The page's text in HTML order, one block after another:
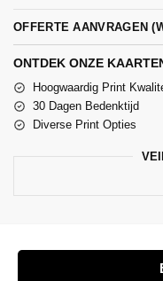
OFFERTE AANVRAGEN
ONTDEK ONZE
Hoogwaardig Print
30 Dagen Bedenktijd
Diverse Print Opties